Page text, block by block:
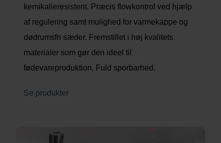
kemikalieresistent. Præcis flowkontrol ved hjælp
af regulering samt mulighed for varmekappe og
dødrumsfri sæder. Fremstillet i høj kvalitets
materialer som gør den ideel til
fødevareproduktion. Fuld sporbarhed.
Se produkter